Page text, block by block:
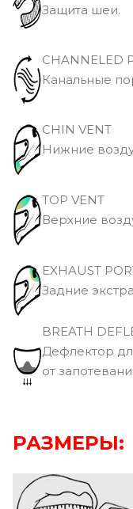
Защита шеи.
CHANNELED
Канальные
CHIN VENT
Нижние
TOP VENT
Верхние
EXHAUST
Задние
BREATH
Дефлектор
от
РАЗМЕРЫ: